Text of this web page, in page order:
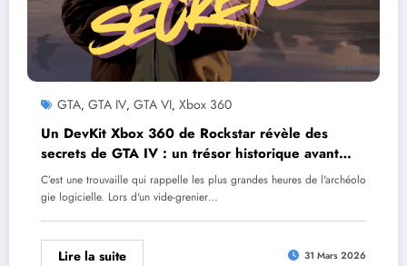
GTA, GTA IV, GTA VI, Xbox 360
Un DevKit Xbox 360 de Rockstar révèle des
secrets de GTA IV : un trésor historique avant
GTA VI
C’est une trouvaille qui rappelle les plus grandes heures de l'archéolo
gie logicielle. Lors d'un vide-grenier…
Lire la suite 31 Mars 2026